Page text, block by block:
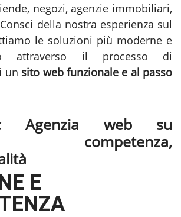
negozi, agenzie immobiliari,
della nostra esperienza sul
le soluzioni più moderne e
attraverso il processo di
un sito web funzionale e al passo
Agenzia web su
competenza,
E